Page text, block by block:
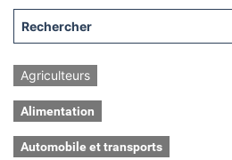
Agriculteurs
Alimentation
Automobile et transports